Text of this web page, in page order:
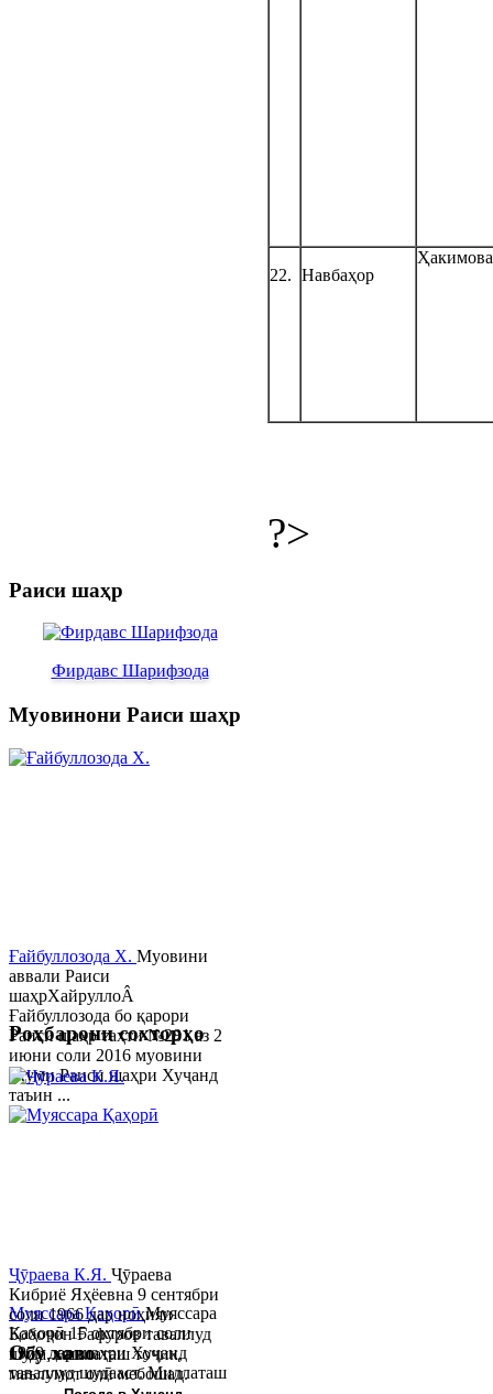
22. Навбаҳор
?>
Раиси шаҳр
Фирдавс Шарифзода
Муовинони Раиси шаҳр
Ғайбуллозода Х. Муовини
аввали Раиси
шаҳрХайруллоÂ
Ғайбуллозода бо қарори
Раиси шаҳр таҳти №281 аз 2
июни соли 2016 муовини
якуми Раиси шаҳри Хуҷанд
таъин ...
Муяссара ҚаҳорӣМуяссара
Қаҳорӣ 15 октябри соли
1979 дар шаҳри Хуҷанд
таваллуд шудааст. Миллаташ
Роҳбарони сохторҳо
Ҷӯраева К.Я. Ҷӯраева
Кибриё Яҳёевна 9 сентябри
соли 1966 дар ноҳияи
Бобоҷон Ғафуров таваллуд
шуда, миллаташ тоҷик,
маълумот олӣ мебошад.
Обу хаво